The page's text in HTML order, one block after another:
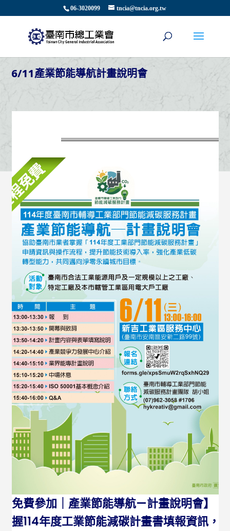
06-3020099 tncia@tncia.org.tw
6/11產業節能導航計畫說明會
免費參加｜產業節能導航—計畫說明會】
握114年度工業節能減碳計畫書填報資訊，